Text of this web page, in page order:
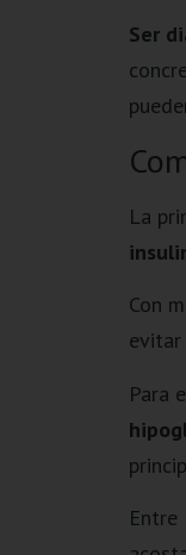
Ser
La
Con
evitar
Para
Entre